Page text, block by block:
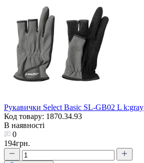
Рукавички Select Basic SL-GB02 L k:gray
Код товару: 1870.34.93
В наявності
0
194грн.